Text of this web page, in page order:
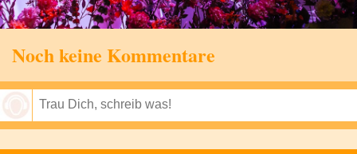
Noch keine Kommentare